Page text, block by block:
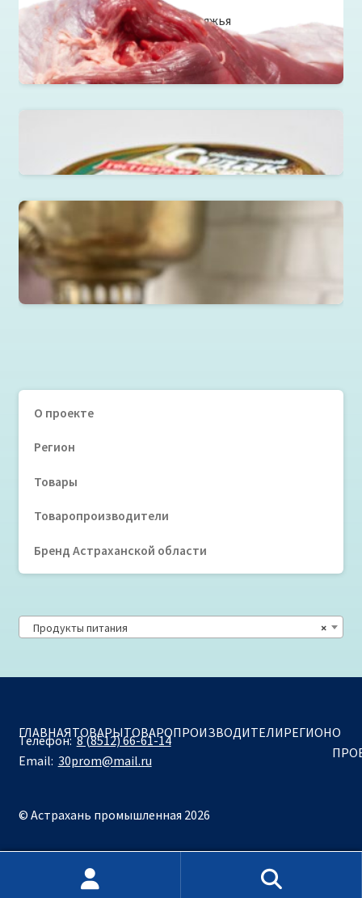
Лопатка говяжья
Читать далее
Судак обжаренный в томатном соусе в ст.банке 220г.
Национальная выпечка
Читать далее
О проекте
Регион
Товары
Товаропроизводители
Бренд Астраханской области
×
Продукты питания
ГЛАВНАЯТОВАРЫТОВАРОПРОИЗВОДИТЕЛИРЕГИОНО
Телефон:8 (8512) 66-61-14
Email: 30prom@mail.ru
© Астрахань промышленная 2026